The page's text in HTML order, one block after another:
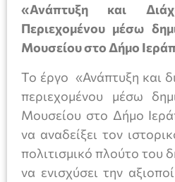
«Ανάπτυξη και
Περιεχομένου μέσω
Μουσείου στο Δήμο
Το έργο «Ανάπτυξη και
περιεχομένου μέσω
Μουσείου στο Δήμο
να αναδείξει τον
πολιτισμικό πλούτο του
να ενισχύσει την